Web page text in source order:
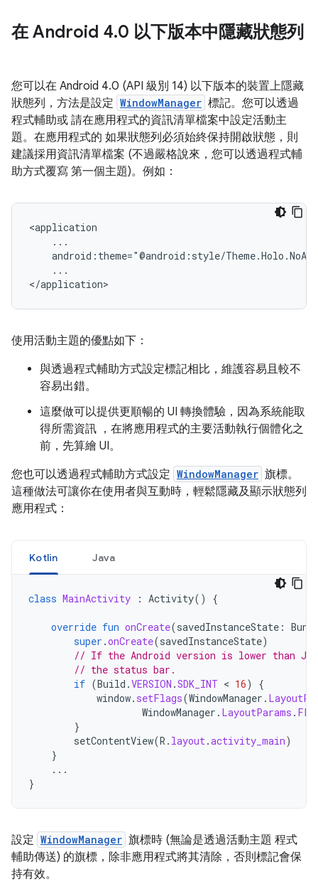
在 Android 4.0 以下版本中隱藏狀態列
您可以在 Android 4.0 (API 級別 14) 以下版本的裝置上隱藏
狀態列，方法是設定 WindowManager 標記。您可以透過
程式輔助或 請在應用程式的資訊清單檔案中設定活動主
題。在應用程式的 如果狀態列必須始終保持開啟狀態，則
建議採用資訊清單檔案 (不過嚴格說來，您可以透過程式輔
助方式覆寫 第一個主題)。例如：
android:theme="@android:style/
...
</application>
使用活動主題的優點如下：
與透過程式輔助方式設定標記相比，維護容易且較不
容易出錯。
這麼做可以提供更順暢的 UI 轉換體驗，因為系統能取
得所需資訊 ，在將應用程式的主要活動執行個體化之
前，先算繪 UI。
您也可以透過程式輔助方式設定 WindowManager 旗標。
這種做法可讓你在使用者與互動時，輕鬆隱藏及顯示狀態列
應用程式：
Kotlin Java
class MainActivity : Activity() {
override fun onCreate(savedInstanceState :
super .onCreate(savedInstanceState)
// If the Android version is lower than
// the status bar.
if (Build .VERSION .SDK_INT < 16)
{
window. setFlags(WindowManager .
WindowManager . LayoutParams .
}
setContentView(R . layout.activity_main)
}
...
}
設定 WindowManager 旗標時 (無論是透過活動主題 程式
輔助傳送) 的旗標，除非應用程式將其清除，否則標記會保
持有效。